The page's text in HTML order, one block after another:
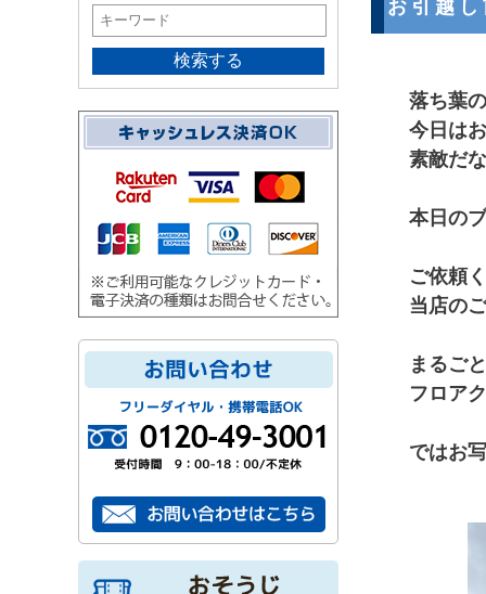
お引越
落ち葉
今日は
素敵だ
本日の
ご依頼
当店の
まるご
フロア
ではお